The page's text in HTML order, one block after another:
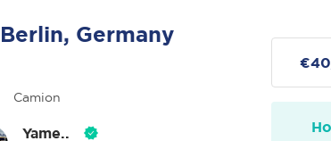
Berlin, Germany
Camion
Yame..
€40